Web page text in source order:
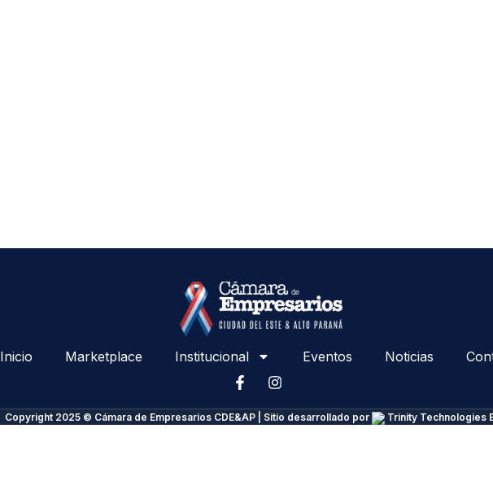
Inicio Marketplace Institucional Eventos Noticias
Copyright 2025 © Cámara de Empresarios CDE&AP | Sitio desarrollado por Trinity Technologies